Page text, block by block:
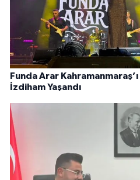
Funda Arar Kahramanmaraş’ı
İzdiham Yaşandı